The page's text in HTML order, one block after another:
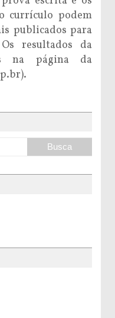
currículo podem
publicados para
resultados da
na página da